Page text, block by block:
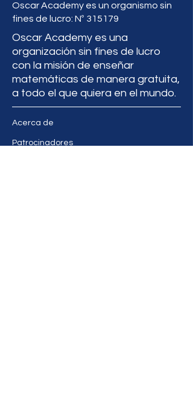
Oscar Academy es un organismo sin
fines de lucro: Nº 315179
Oscar Academy es una
organización sin fines de lucro
con la misión de enseñar
matemáticas de manera gratuita,
a todo el que quiera en el mundo.
Acerca de
Patrocinadores